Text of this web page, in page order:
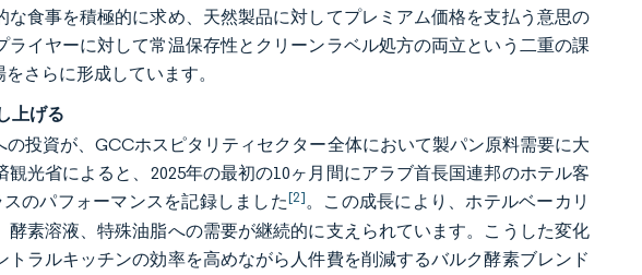
食事を積極的に求め、天然製品に対してプレミアム価格を支払う意思の
イヤーに対して常温保存性とクリーンラベル処方の両立という二重の課
さらに形成しています。
上げる
投資が、GCCホスピタリティセクター全体において製パン原料需要に大
光省によると、2025年の最初の10ヶ月間にアラブ首長国連邦のホテル客
のパフォーマンスを記録しました[2]。この成長により、ホテルベーカリ
素溶液、特殊油脂への需要が継続的に支えられています。こうした変化
ラルキッチンの効率を高めながら人件費を削減するバルク酵素ブレンド